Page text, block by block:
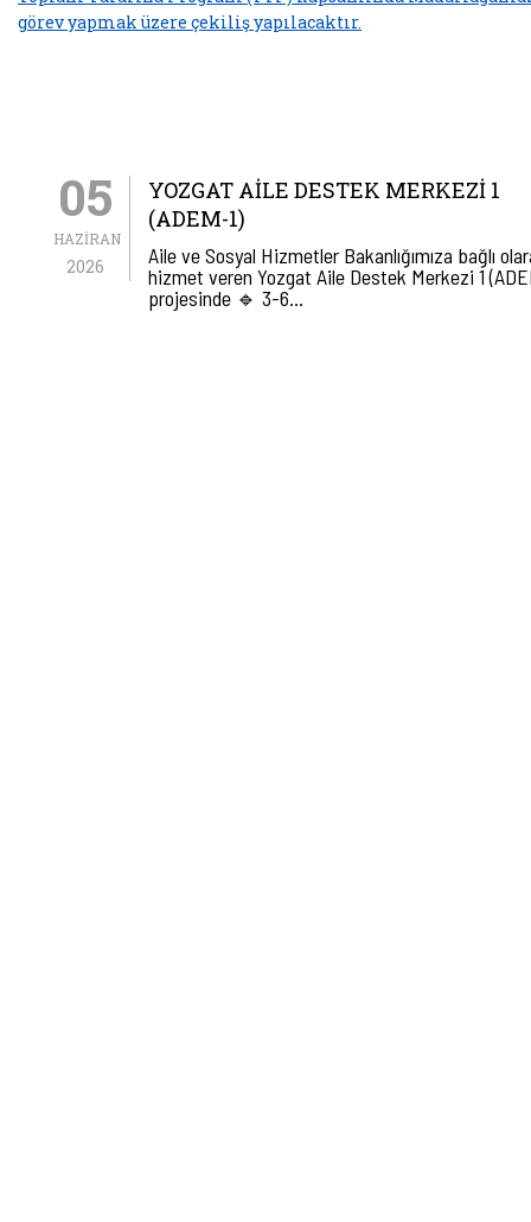
görev yapmak üzere çekiliş yapılacaktır.
05
HAZIRAN
2026
YOZGAT AILE DESTEK MERKEZI 1
(ADEM-1)
Aile ve Sosyal Hizmetler Bakanlığımıza bağlı
hizmet veren Yozgat Aile Destek Merkezi 1
projesinde 🔹 3-6…